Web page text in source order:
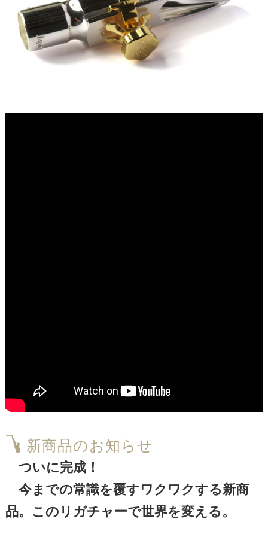
新商品のお知らせ
ついに完成！
今までの常識を覆すワクワクする新商
品。このリガチャーで世界を変える。